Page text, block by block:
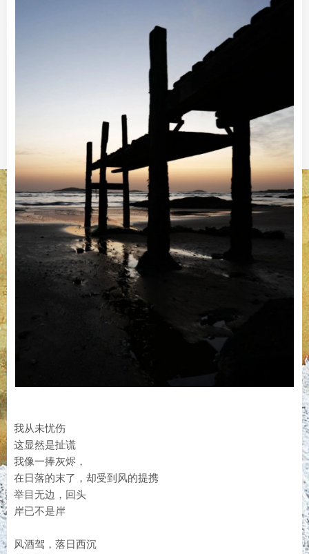
我从未忧伤
这显然是扯谎
我像一捧灰烬，
在日落的末了，却受到风的提携
举目无边，回头
岸已不是岸
风酒驾，落日西沉